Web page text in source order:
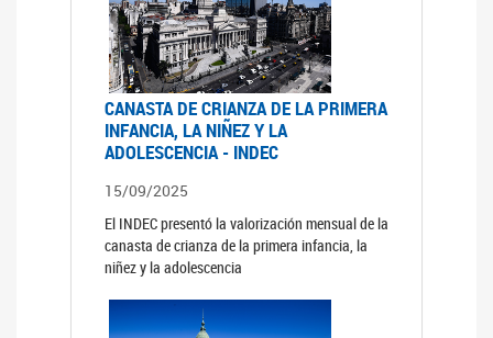
CANASTA DE CRIANZA DE LA PRIMERA
INFANCIA, LA NIÑEZ Y LA
ADOLESCENCIA - INDEC
15/09/2025
El INDEC presentó la valorización mensual de la
canasta de crianza de la primera infancia, la
niñez y la adolescencia